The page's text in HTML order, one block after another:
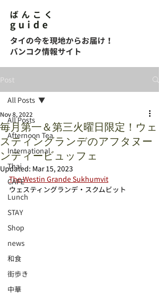
ばんこく
guide
タイの今を現地からお届け！
バンコク情報サイト
Post
All Posts
Afternoon Tea
International
Thai
CAFE
Lunch
STAY
Shop
news
和食
街歩き
中華
All Posts
毎月第一＆第三火曜日限定！ウェ
スティングランデのアフタヌー
ンティービュッフェ
Nov 8, 2022
Updated: Mar 15, 2023
The Westin Grande Sukhumvit
ウェスティングランデ・スクムビット